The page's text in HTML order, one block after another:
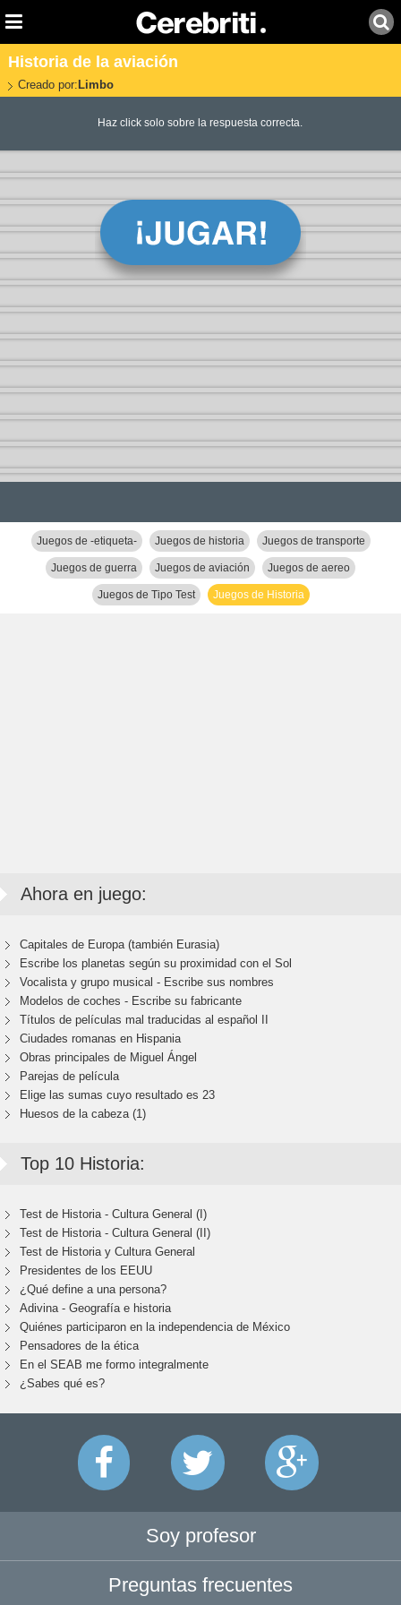
Historia de la aviación
Creado por: Limbo
Haz click solo sobre la respuesta correcta.
Juegos de -etiqueta- Juegos de historia Juegos de transporte
Juegos de guerra Juegos de aviación Juegos de aereo
Juegos de Tipo Test Juegos de Historia
Ahora en juego:
Capitales de Europa (también Eurasia)
Escribe los planetas según su proximidad con el Sol
Vocalista y grupo musical - Escribe sus nombres
Modelos de coches - Escribe su fabricante
Títulos de películas mal traducidas al español II
Ciudades romanas en Hispania
Obras principales de Miguel Ángel
Parejas de película
Elige las sumas cuyo resultado es 23
Huesos de la cabeza (1)
Top 10 Historia:
Test de Historia - Cultura General (I)
Test de Historia - Cultura General (II)
Test de Historia y Cultura General
Presidentes de los EEUU
¿Qué define a una persona?
Adivina - Geografía e historia
Quiénes participaron en la independencia de México
Pensadores de la ética
En el SEAB me formo integralmente
¿Sabes qué es?
Soy profesor
Preguntas frecuentes